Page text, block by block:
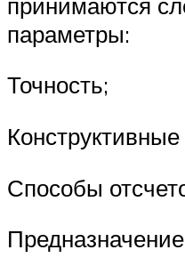
параметры:
Точность;
Способы